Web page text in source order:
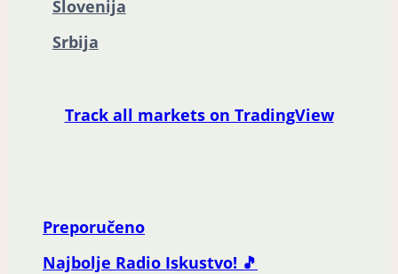
Slovenija
Srbija
Track all markets on TradingView
Preporučeno
Najbolje Radio Iskustvo! 🎵